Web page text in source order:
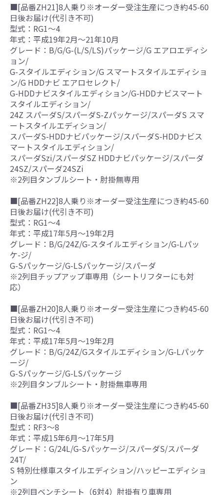
■[品番ZH21]8人乗り※オーダー受注生産につき約45-60
日後お届け(代引き不可)
型式：RG1～4
年式：平成19年2月～21年10月
グレード：B/G/G-(L/S/LS)パッケージ/G エアロエディシ
ョン/
G-スタイルエディション/G スマートスタイルエディショ
ン/G HDDナビ エアロセレクト/
G-HDDナビスタイルエディション/G-HDDナビスマート
スタイルエディション/
24Z スパーダS/スパーダS-Zパッケージ/スパーダS スマ
ートスタイルエディション/
スパーダS-HDDナビパッケージ/スパーダS-HDDナビス
マートスタイルエディション/
スパーダSzi/スパーダSZ HDDナビパッケージ/スパーダ
24SZ/スパーダ24SZi
※2列目タンブルシート・肘掛無専用
■[品番ZH22]8人乗り※オーダー受注生産につき約45-60
日後お届け(代引き不可)
型式：RG1～4
年式：平成17年5月～19年2月
グレード：B/G/24Z/G-スタイルエディション/G-Lパッ
ケ-ジ/
G-Sパッケージ/G-LSパッケージ/スパーダ
※2列目チップアップ車専用（シートリフターにも対
応）
■[品番ZH20]8人乗り※オーダー受注生産につき約45-60
日後お届け(代引き不可)
型式：RG1～4
年式：平成17年5月～19年2月
グレード：B/G/24Z/Gスタイルエディション/G-Lパッケ
ージ/
G-Sパッケージ/G-LSパッケージ
※2列目タンブルシート・肘掛無車専用
■[品番ZH35]8人乗り※オーダー受注生産につき約45-60
日後お届け(代引き不可)
型式：RF3～8
年式：平成15年6月～17年5月
グレード：G/24L/G-Sパッケージ/スパーダS/スパーダ
24T/
S 特別仕様車スタイルエディション/ハッピーエディショ
ン
※2列目ベンチシート（6対4）肘掛有り車専用